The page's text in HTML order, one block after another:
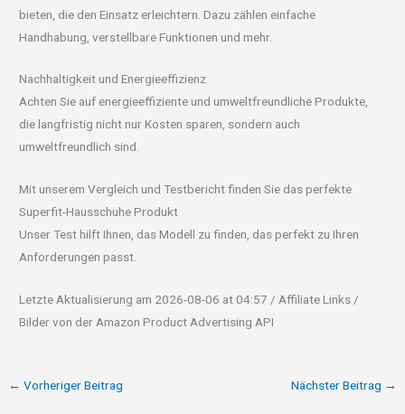
bieten, die den Einsatz erleichtern. Dazu zählen einfache
Handhabung, verstellbare Funktionen und mehr.
Nachhaltigkeit und Energieeffizienz
Achten Sie auf energieeffiziente und umweltfreundliche Produkte,
die langfristig nicht nur Kosten sparen, sondern auch
umweltfreundlich sind.
Mit unserem Vergleich und Testbericht finden Sie das perfekte
Superfit-Hausschuhe Produkt
Unser Test hilft Ihnen, das Modell zu finden, das perfekt zu Ihren
Anforderungen passt.
Letzte Aktualisierung am 2026-08-06 at 04:57 / Affiliate Links /
Bilder von der Amazon Product Advertising API
← Vorheriger Beitrag Nächster Beitrag →